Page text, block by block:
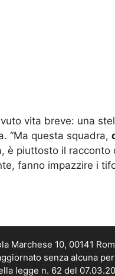
vita breve: una
“Ma questa squadra,
è piuttosto il racconto
fanno impazzire i
10, 00141
senza alcuna
legge n. 62 del